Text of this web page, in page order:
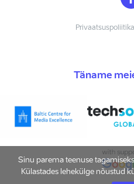
Täname
Sinu parema teenuse
Külastades lehekülge nõustud